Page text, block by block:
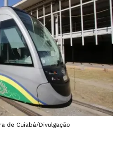
de Cuiabá/Divulgação